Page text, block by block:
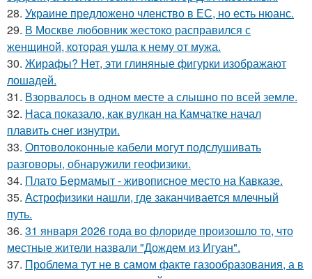
28. Украине предложено членство в ЕС, но есть нюанс.
29. В Москве любовник жестокo расправился с
женщиной, которая ушла к нему от мужа.
30. Жирафы? Нет, эти глиняные фигурки изображают
лошадей.
31. Взорвалось в одном месте а слышно по всей земле.
32. Наса показало, как вулкан на Камчатке начал
плавить снег изнутри.
33. Оптоволоконные кабели могут подслушивать
разговоры, обнаружили геофизики.
34. Плато Бермамыт - живописное место на Кавказе.
35. Астрофизики нашли, где заканчивается млечный
путь.
36. 31 января 2026 года во флориде произошло то, что
местные жители назвали "Дождем из Игуан".
37. Проблема тут не в самом факте газообразования, а в